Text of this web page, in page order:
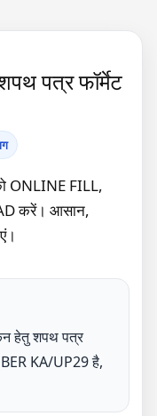
पत्र फॉर्मेट
ONLINE FILL,
करें। आसान,
हेतु शपथ पत्र
KA/UP29 है,